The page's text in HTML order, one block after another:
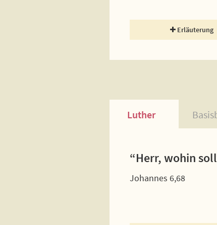
Erläuterung
Luther
“Herr, wohin
Johannes 6,68